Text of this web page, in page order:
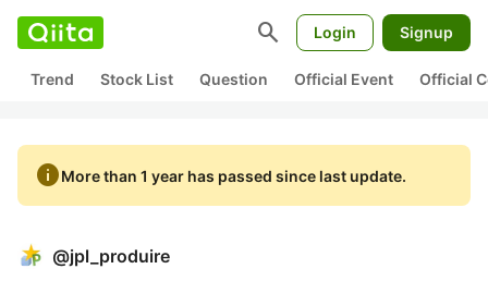
search Login Signup
Trend Stock List Question Official Event Official
infoMore than 1 year has passed since last update.
@jpl_produire